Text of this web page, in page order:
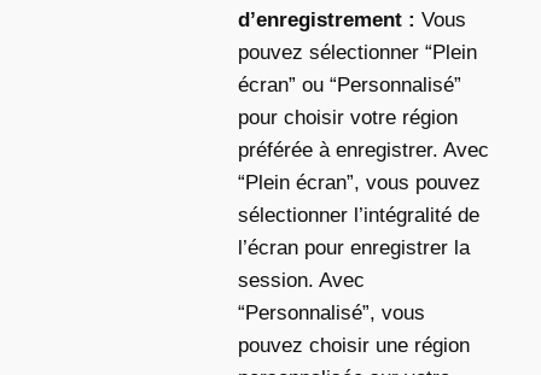
d’enregistrement : Vous
pouvez sélectionner “Plein
écran” ou “Personnalisé”
pour choisir votre région
préférée à enregistrer. Avec
“Plein écran”, vous pouvez
sélectionner l’intégralité de
l’écran pour enregistrer la
session. Avec
“Personnalisé”, vous
pouvez choisir une région